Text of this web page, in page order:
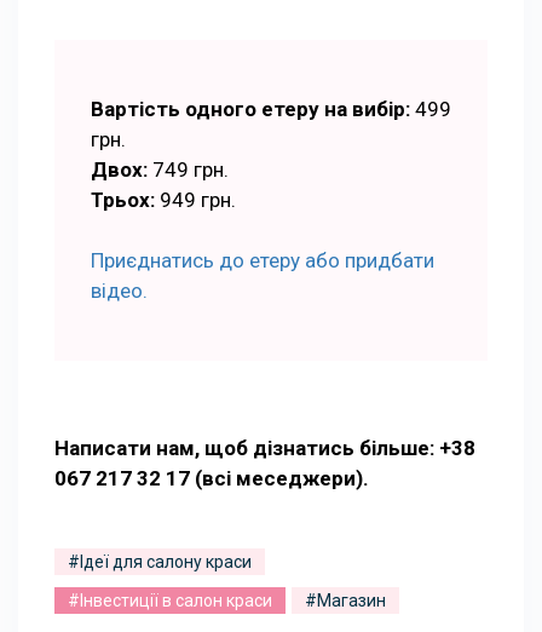
Вартість одного етеру на вибір: 499
грн.
Двох: 749 грн.
Трьох: 949 грн.
Приєднатись до етеру або придбати
відео.
Написати нам, щоб дізнатись більше: +38
067 217 32 17 (всі меседжери).
#Ідеї для салону краси
#Інвестиції в салон краси
#Магазин